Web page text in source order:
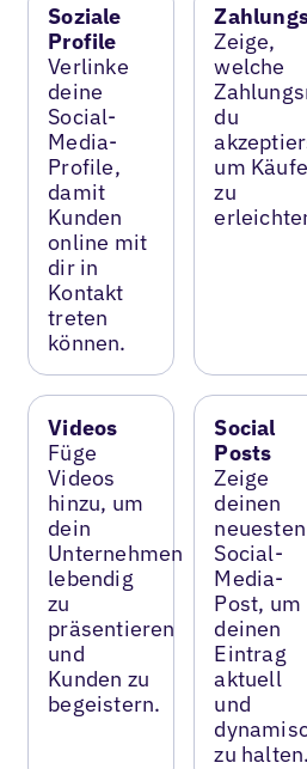
Soziale
Profile
Verlinke
deine
Social-
Media-
Profile,
damit
Kunden
online mit
dir in
Kontakt
treten
können.
Zeige,
welche
du
um Käufe
zu
Videos
Füge
Videos
hinzu, um
dein
Unternehmen
lebendig
zu
präsentieren
und
Kunden zu
begeistern.
Social
Posts
Zeige
deinen
neuesten
Social-
Media-
Post, um
deinen
Eintrag
aktuell
und
zu halten.